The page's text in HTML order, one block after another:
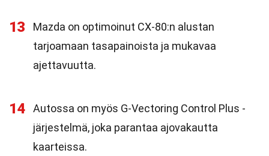
13
Mazda on optimoinut CX-80:n alustan
tarjoamaan tasapainoista ja mukavaa
ajettavuutta.
14
Autossa on myös G-Vectoring Control Plus -
järjestelmä, joka parantaa ajovakautta
kaarteissa.